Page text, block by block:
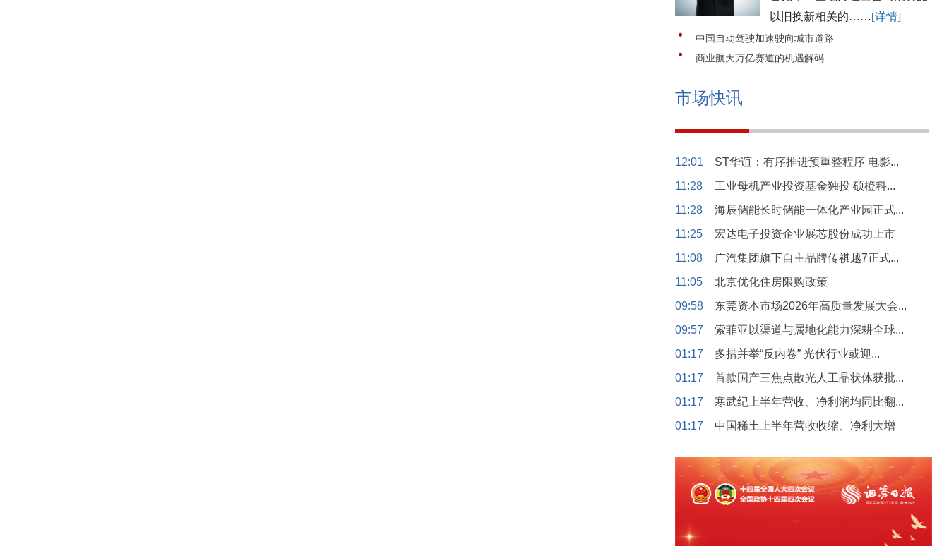
以旧换新相关的……[详情]
中国自动驾驶加速驶向城市道路
商业航天万亿赛道的机遇解码
市场快讯
12:01
ST华谊：有序推进预重整程序 电影...
11:28
工业母机产业投资基金独投 硕橙科...
11:28
海辰储能长时储能一体化产业园正式...
11:25
宏达电子投资企业展芯股份成功上市
11:08
广汽集团旗下自主品牌传祺越7正式...
11:05
北京优化住房限购政策
09:58
东莞资本市场2026年高质量发展大会...
09:57
索菲亚以渠道与属地化能力深耕全球...
01:17
多措并举“反内卷” 光伏行业或迎...
01:17
首款国产三焦点散光人工晶状体获批...
01:17
寒武纪上半年营收、净利润均同比翻...
01:17
中国稀土上半年营收收缩、净利大增